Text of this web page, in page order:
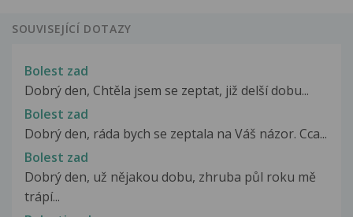
SOUVISEJÍCÍ DOTAZY
Bolest zad
Dobrý den, Chtěla jsem se zeptat, již delší dobu...
Bolest zad
Dobrý den, ráda bych se zeptala na Váš názor. Cca...
Bolest zad
Dobrý den, už nějakou dobu, zhruba půl roku mě
trápí...